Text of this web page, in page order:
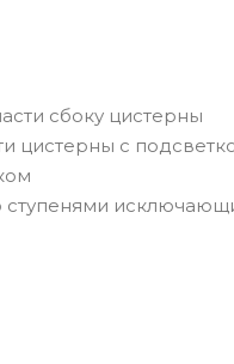
сбоку цистерны
цистерны с